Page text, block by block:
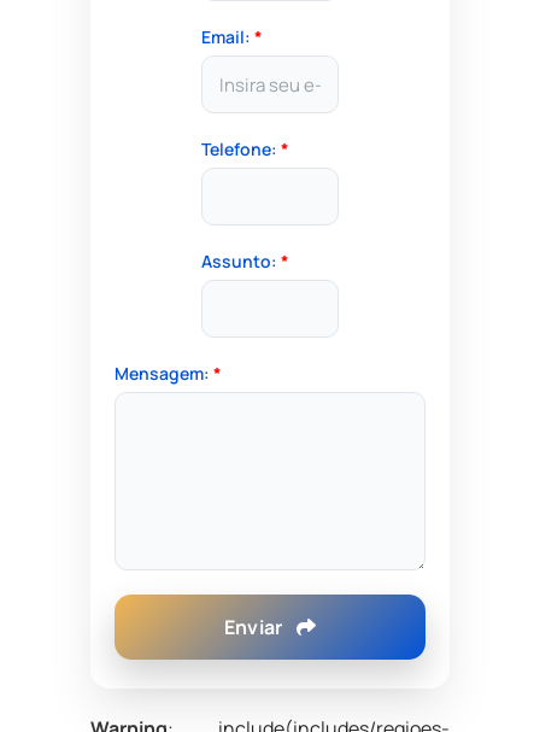
Email: *
Telefone: *
Assunto: *
Mensagem: *
Enviar